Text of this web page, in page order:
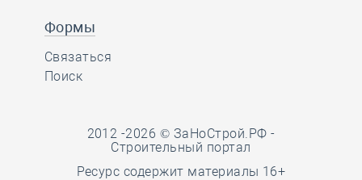
Формы
Связаться
Поиск
2012 -2026 © ЗаНоСтрой.РФ -
Строительный портал
Ресурс содержит материалы 16+